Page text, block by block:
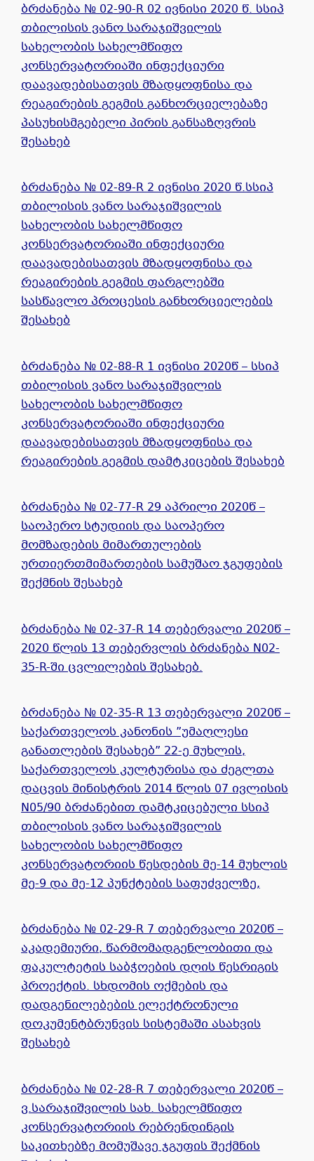
ბრძანება № 02-90-R 02 ივნისი 2020 წ. სსიპ
თბილისის ვანო სარაჯიშვილის
სახელობის სახელმწიფო
კონსერვატორიაში ინფექციური
დაავადებისათვის მზადყოფნისა და
რეაგირების გეგმის განხორციელებაზე
პასუხისმგებელი პირის განსაზღვრის
შესახებ
ბრძანება № 02-89-R 2 ივნისი 2020 წ.სსიპ
თბილისის ვანო სარაჯიშვილის
სახელობის სახელმწიფო
კონსერვატორიაში ინფექციური
დაავადებისათვის მზადყოფნისა და
რეაგირების გეგმის ფარგლებში
სასწავლო პროცესის განხორციელების
შესახებ
ბრძანება № 02-88-R 1 ივნისი 2020წ – სსიპ
თბილისის ვანო სარაჯიშვილის
სახელობის სახელმწიფო
კონსერვატორიაში ინფექციური
დაავადებისათვის მზადყოფნისა და
რეაგირების გეგმის დამტკიცების შესახებ
ბრძანება № 02-77-R 29 აპრილი 2020წ –
საოპერო სტუდიის და საოპერო
მომზადების მიმართულების
ურთიერთმიმართების სამუშაო ჯგუფების
შექმნის შესახებ
ბრძანება № 02-37-R 14 თებერვალი 2020წ –
2020 წლის 13 თებერვლის ბრძანება N02-
35-R-ში ცვლილების შესახებ.
ბრძანება № 02-35-R 13 თებერვალი 2020წ –
საქართველოს კანონის ”უმაღლესი
განათლების შესახებ” 22-ე მუხლის,
საქართველოს კულტურისა და ძეგლთა
დაცვის მინისტრის 2014 წლის 07 ივლისის
N05/90 ბრძანებით დამტკიცებული სსიპ
თბილისის ვანო სარაჯიშვილის
სახელობის სახელმწიფო
კონსერვატორიის წესდების მე-14 მუხლის
მე-9 და მე-12 პუნქტების საფუძველზე,
ბრძანება № 02-29-R 7 თებერვალი 2020წ –
აკადემიური, წარმომადგენლობითი და
ფაკულტეტის საბჭოების დღის წესრიგის
პროექტის. სხდომის ოქმების და
დადგენილებების ელექტრონული
დოკუმენტბრუნვის სისტემაში ასახვის
შესახებ
ბრძანება № 02-28-R 7 თებერვალი 2020წ –
ვ.სარაჯიშვილის სახ. სახელმწიფო
კონსერვატორიის რებრენდინგის
საკითხებზე მომუშავე ჯგუფის შექმნის